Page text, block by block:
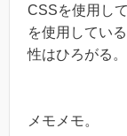
CSSを使用し
を使用してい
性はひろがる。
メモメモ。